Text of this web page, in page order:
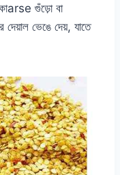
গুঁড়ো বা
ভেঙে দেয়, যাতে